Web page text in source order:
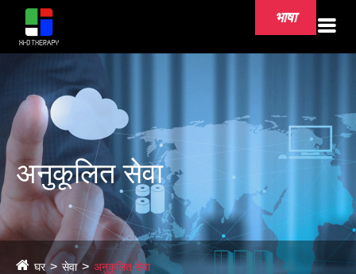
भाषा
अनुकूलित सेवा
घर सेवा अनुकूलित सेवा